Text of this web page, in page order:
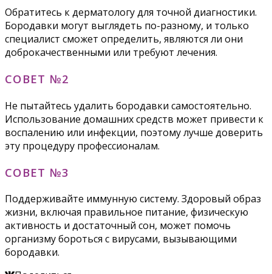
Обратитесь к дерматологу для точной диагностики.
Бородавки могут выглядеть по-разному, и только
специалист сможет определить, являются ли они
доброкачественными или требуют лечения.
СОВЕТ №2
Не пытайтесь удалить бородавки самостоятельно.
Использование домашних средств может привести к
воспалению или инфекции, поэтому лучше доверить
эту процедуру профессионалам.
СОВЕТ №3
Поддерживайте иммунную систему. Здоровый образ
жизни, включая правильное питание, физическую
активность и достаточный сон, может помочь
организму бороться с вирусами, вызывающими
бородавки.